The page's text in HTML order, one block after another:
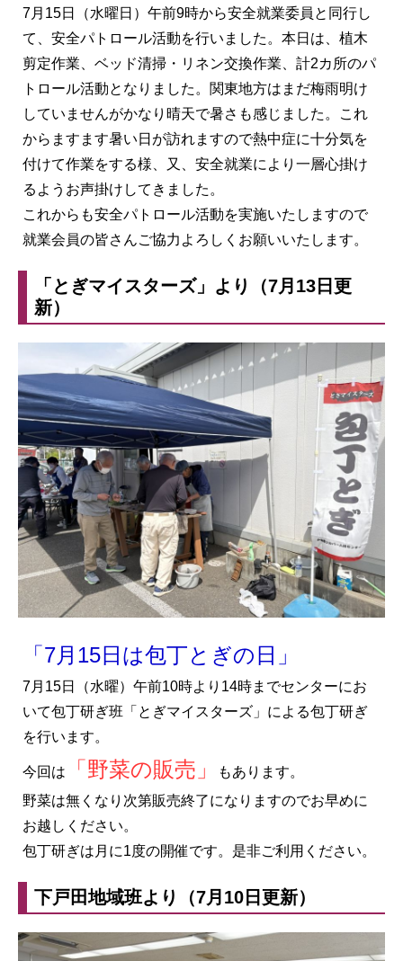
7月15日（水曜日）午前9時から安全就業委員と同行し
て、安全パトロール活動を行いました。本日は、植木
剪定作業、ベッド清掃・リネン交換作業、計2カ所のパ
トロール活動となりました。関東地方はまだ梅雨明け
していませんがかなり晴天で暑さも感じました。これ
からますます暑い日が訪れますので熱中症に十分気を
付けて作業をする様、又、安全就業により一層心掛け
るようお声掛けしてきました。
これからも安全パトロール活動を実施いたしますので
就業会員の皆さんご協力よろしくお願いいたします。
「とぎマイスターズ」より（7月13日更
新）
「7月15日は包丁とぎの日」
7月15日（水曜）午前10時より14時までセンターにお
いて包丁研ぎ班「とぎマイスターズ」による包丁研ぎ
を行います。
今回は 「野菜の販売」
もあります。
野菜は無くなり次第販売終了になりますのでお早めに
お越しください。
包丁研ぎは月に1度の開催です。是非ご利用ください。
下戸田地域班より（7月10日更新）